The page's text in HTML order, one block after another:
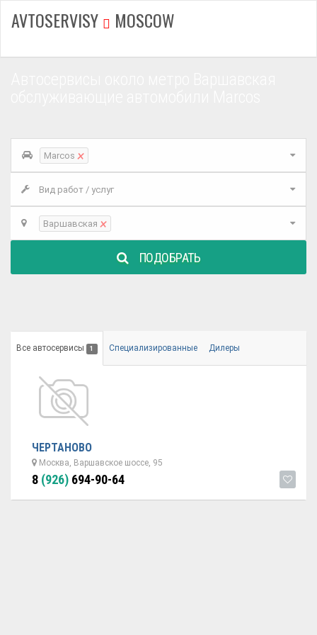
AVTOSERVISY MOSCOW
Marcos ×
Вид работ / услуг
Варшавская ×
ПОДОБРАТЬ
Все автосервисы 1 Специализированные Дилеры
ЧЕРТАНОВО
Москва, Варшавское шоссе, 95
8 (926) 694-90-64